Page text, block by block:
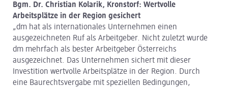
Bgm. Dr. Christian Kolarik, Kronstorf: Wertvolle
Arbeitsplätze in der Region gesichert
„dm hat als internationales Unternehmen einen
ausgezeichneten Ruf als Arbeitgeber. Nicht zuletzt wurde
dm mehrfach als bester Arbeitgeber Österreichs
ausgezeichnet. Das Unternehmen sichert mit dieser
Investition wertvolle Arbeitsplätze in der Region. Durch
eine Baurechtsvergabe mit speziellen Bedingungen,